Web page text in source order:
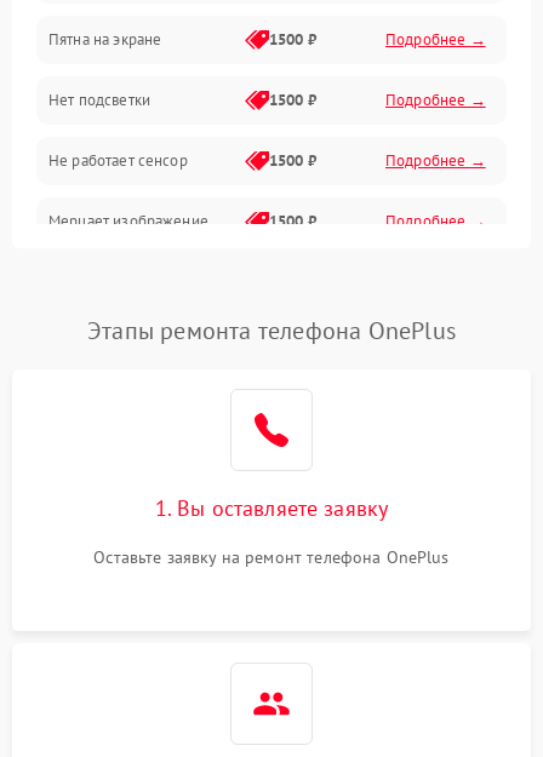
Проблемы с питанием, зарядкой и аккумулятором
Проблемы с работой системы, корпусом и другие
Пятна на экране 1500 ₽ Подробнее →
Нет подсветки 1500 ₽ Подробнее →
Не работает сенсор 1500 ₽ Подробнее →
Мерцает изображение 1500 ₽ Подробнее →
Не работает Face ID 4000 ₽ Подробнее →
Этапы ремонта телефона OnePlus
1. Вы оставляете заявку
Оставьте заявку на ремонт телефона OnePlus